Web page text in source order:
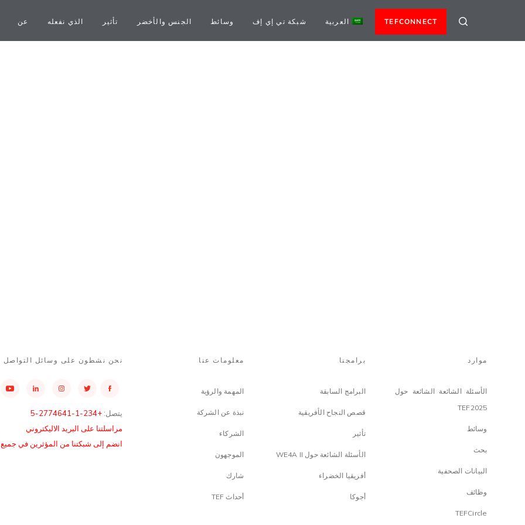
عن الذي نفعله تأثير الجنس والأخضر وسائط شبكة تي إي إف العربية TEFCONNECT
نحن نشطون على وسائل التواصل
يتصل: +234-1-2774641-5
مراسلتنا على البريد الاليكتروني
انضم إلى شبكتنا من المؤثرين في جميع
معلومات عنا
المهمة والرؤية
نبذة عن الشركة
الشركاء
الموجهون
شارك
أحداث TEF
برامجنا
البرامج السابقة
قصص النجاح الأفريقية
تأثير
الأسئلة الشائعة حول WE4A II
أفريقيا الخضراء
أجوكا
موارد
الأسئلة الشائعة الشائعة حول
TEF2025
وسائط
بحث
البيانات الصحفية
وظائف
TEFCircle